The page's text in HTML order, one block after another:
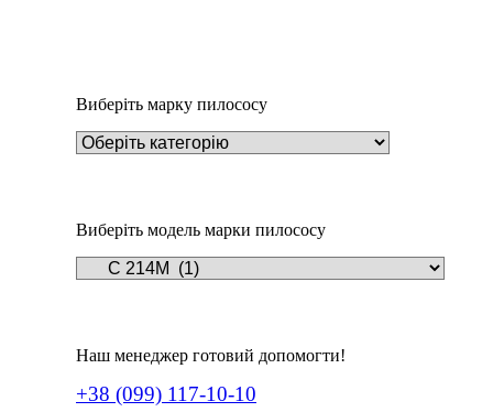
Виберіть марку пилососу
Виберіть модель марки пилососу
Наш менеджер готовий допомогти!
+38 (099) 117-10-10